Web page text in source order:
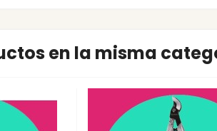
en la misma